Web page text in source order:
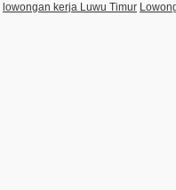
lowongan kerja Luwu Timur